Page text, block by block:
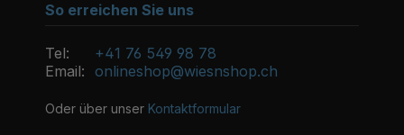
So erreichen Sie uns
Tel:
+41 76 549 98 78
Email: onlineshop@wiesnshop.ch
Oder über unser Kontaktformular